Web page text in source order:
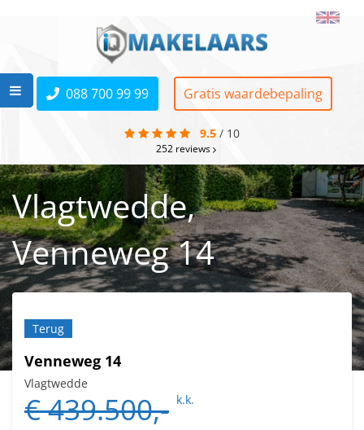
088 700 99 99 Gratis waardebepaling
9.5 / 10
252 reviews
Vlagtwedde,
Venneweg 14
Terug
Venneweg 14
Vlagtwedde
€ 439.500,- k.k.